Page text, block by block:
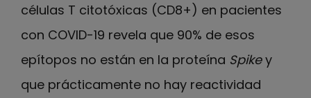
células T citotóxicas (CD8+) en pacientes
con COVID-19 revela que 90% de esos
epítopos no están en la proteína Spikey
que prácticamente no hay reactividad